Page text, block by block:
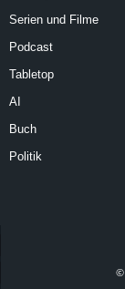
Serien und Filme
Podcast
Tabletop
AI
Buch
Politik
©